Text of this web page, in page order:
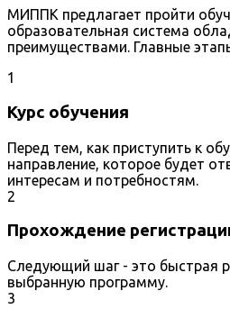
МИППК предлагает пройти
образовательная система
преимуществами. Главные
1
Курс обучения
Перед тем, как приступить к
направление, которое будет
интересам и потребностям.
2
Прохождение
Следующий шаг - это быстрая
выбранную программу.
3